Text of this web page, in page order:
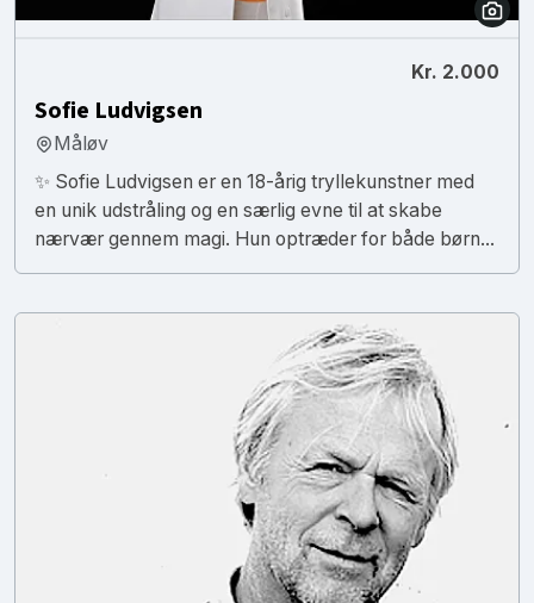
Kr. 2.000
Sofie Ludvigsen
Måløv
✨ Sofie Ludvigsen er en 18-årig tryllekunstner med
en unik udstråling og en særlig evne til at skabe
nærvær gennem magi. Hun optræder for både børn...